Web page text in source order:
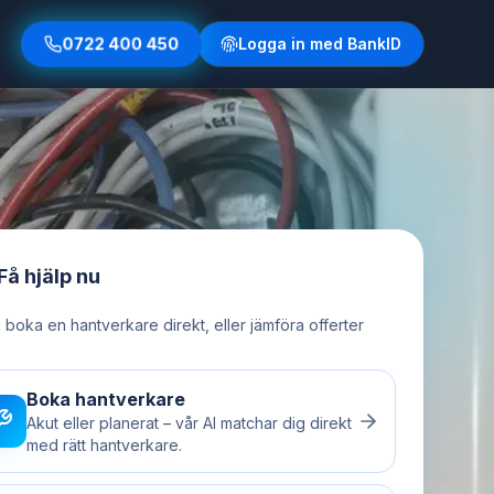
0722 400 450 Logga in med BankID
hjälp nu
boka en hantverkare direkt, eller jämföra offerter
Boka hantverkare
Akut eller planerat – vår AI matchar dig direkt
med rätt hantverkare.